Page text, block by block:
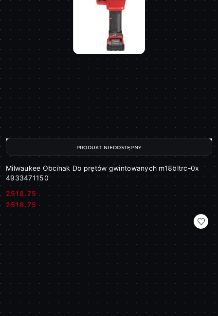
Milwaukee Obcinak Do prętów gwintowanych m18bltrc-0x
4933471150
Cena:
2518.75
Cena:
2518.75
PRODUKT NIEDOSTĘPNY